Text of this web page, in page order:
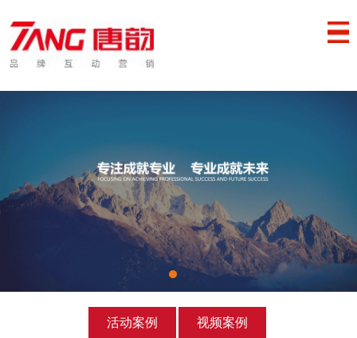
活动案例 视频案例